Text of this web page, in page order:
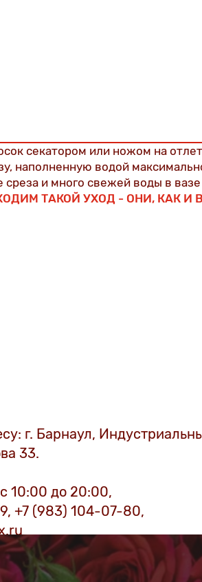
секатором или ножом на
наполненную водой
и много свежей воды в
ТАКОЙ УХОД - ОНИ, КАК И
г. Барнаул,
33.
10:00 до 20:00,
+7 (983) 104-07-80,